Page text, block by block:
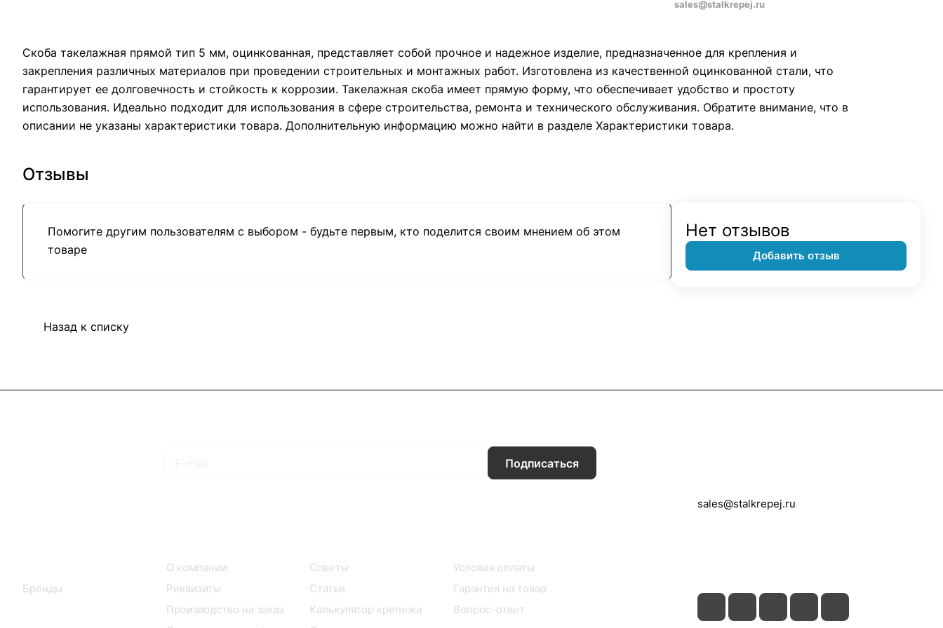
sales@stalkrepej.ru
Скоба такелажная прямой тип 5 мм, оцинкованная, представляет собой прочное и надежное изделие, предназначенное для крепления и
закрепления различных материалов при проведении строительных и монтажных работ. Изготовлена из качественной оцинкованной стали, что
гарантирует ее долговечность и стойкость к коррозии. Такелажная скоба имеет прямую форму, что обеспечивает удобство и простоту
использования. Идеально подходит для использования в сфере строительства, ремонта и технического обслуживания. Обратите внимание, что в
описании не указаны характеристики товара. Дополнительную информацию можно найти в разделе Характеристики товара.
Отзывы
Помогите другим пользователям с выбором - будьте первым, кто поделится своим мнением об этом
товаре
Нет отзывов
Добавить отзыв
Назад к списку
Подписаться
Бренды
О компании
Реквизиты
Производство на заказ
Советы
Статьи
Калькулятор крепежа
Условия оплаты
Гарантия на товар
Вопрос-ответ
sales@stalkrepej.ru